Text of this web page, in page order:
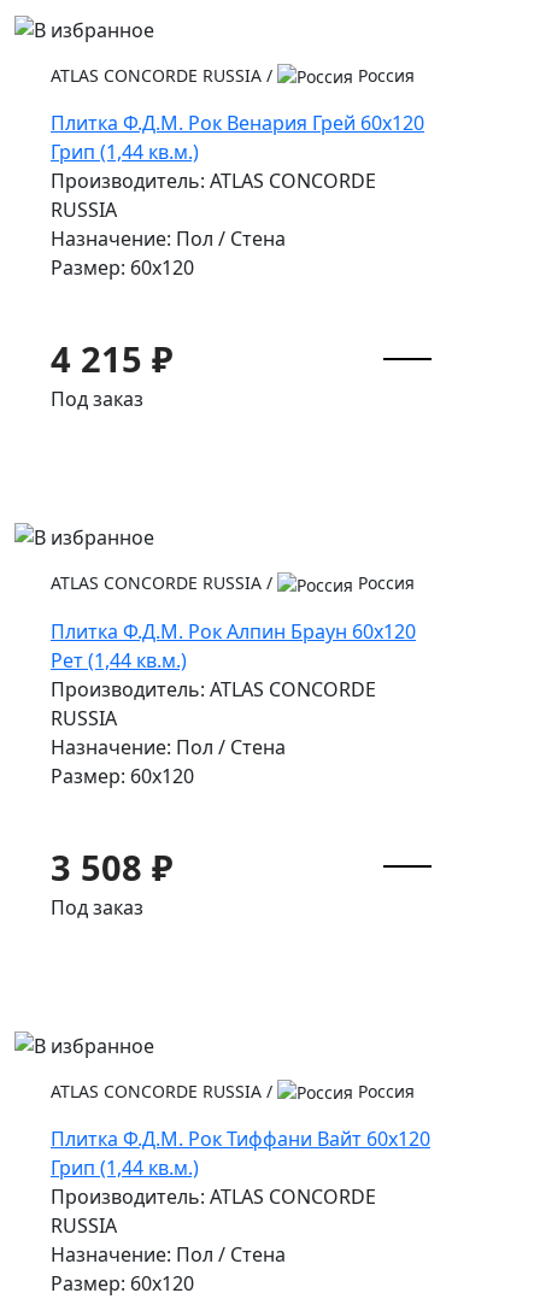
ATLAS CONCORDE RUSSIA / Россия
Плитка Ф.Д.М. Pок Венария Грей 60x120
Грип (1,44 кв.м.)
Производитель: ATLAS CONCORDE
RUSSIA
Назначение: Пол / Стена
Размер: 60x120
4 215 ₽
Под заказ
ATLAS CONCORDE RUSSIA / Россия
Плитка Ф.Д.М. Рок Алпин Браун 60x120
Рет (1,44 кв.м.)
Производитель: ATLAS CONCORDE
RUSSIA
Назначение: Пол / Стена
Размер: 60x120
3 508 ₽
Под заказ
ATLAS CONCORDE RUSSIA / Россия
Плитка Ф.Д.М. Pок Тиффани Вайт 60x120
Грип (1,44 кв.м.)
Производитель: ATLAS CONCORDE
RUSSIA
Назначение: Пол / Стена
Размер: 60x120